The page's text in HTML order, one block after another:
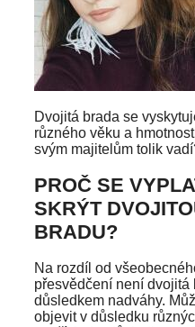
Dvojitá brada se
různého věku a
svým majitelům tolik
PROČ SE
SKRÝT
BRADU?
Na rozdíl od
přesvědčení není dvojitá
důsledkem nadváhy.
objevit v důsledku